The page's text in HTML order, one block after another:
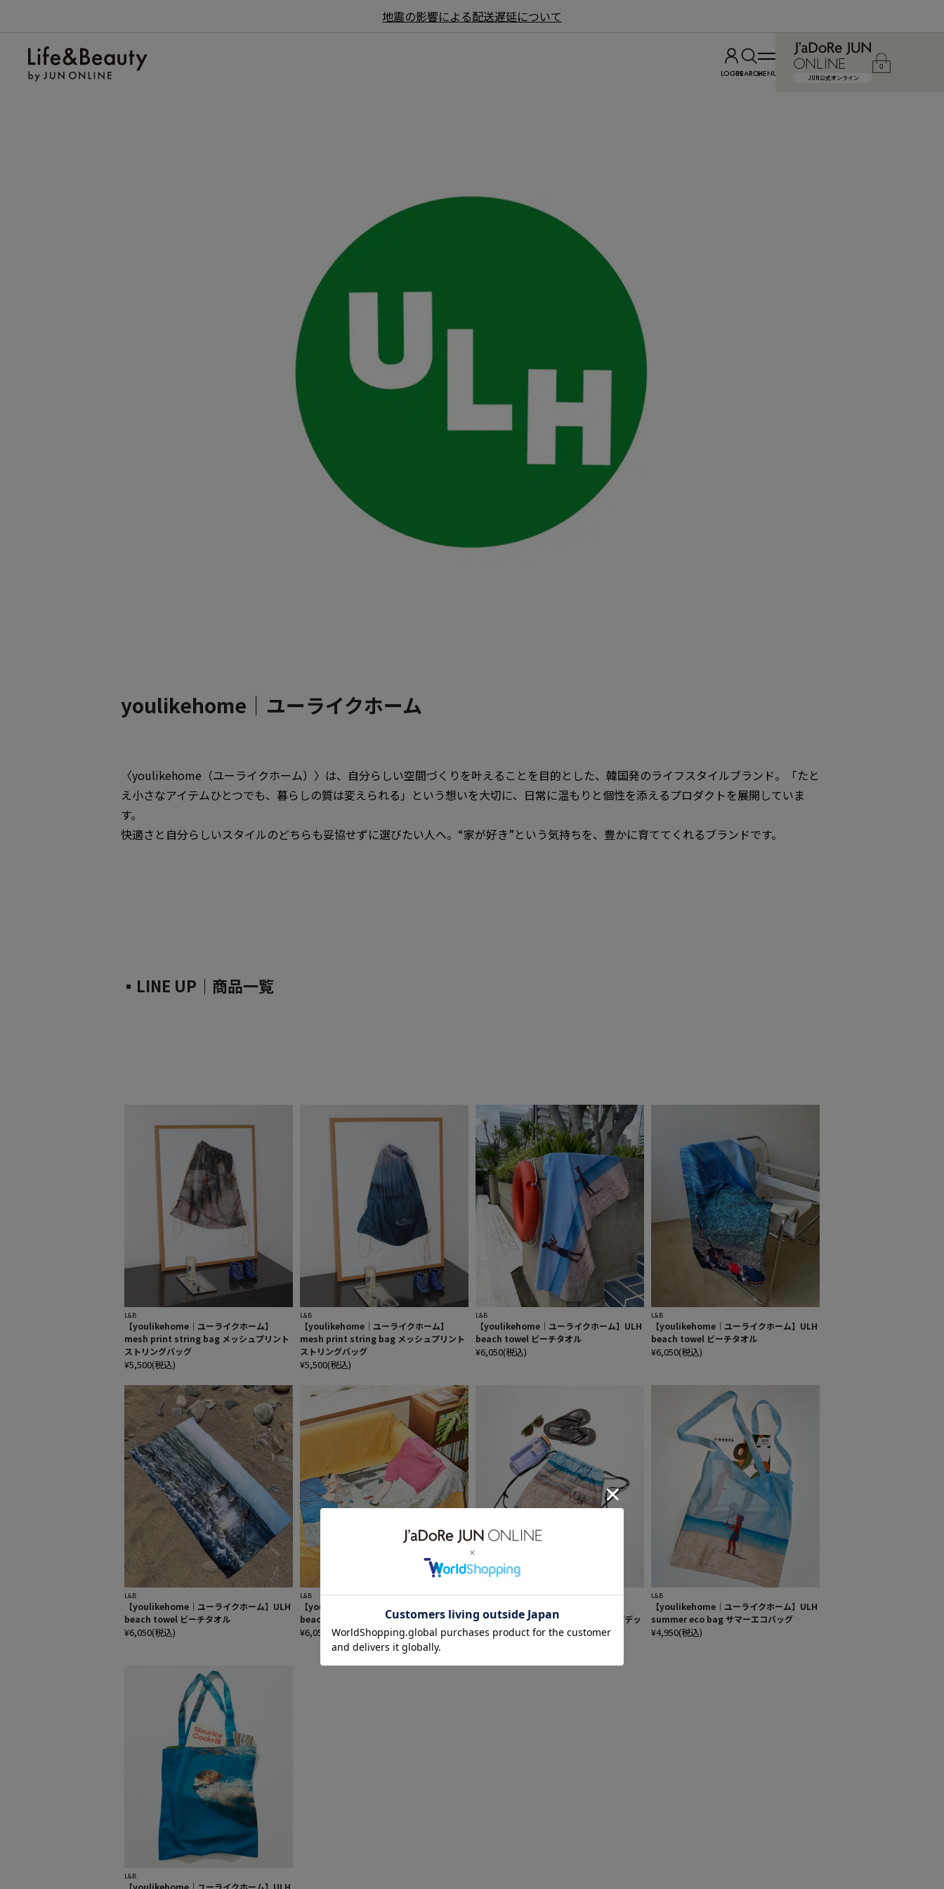
地震の影響による配送遅延について
LOGINSEARCHMENU JUN公式オンライン
0
youlikehome｜ユーライクホーム
〈youlikehome（ユーライクホーム）〉は、自分らしい空間づくりを叶えることを目的とした、韓国発のライフスタイルブランド。「たと
え小さなアイテムひとつでも、暮らしの質は変えられる」という想いを大切に、日常に温もりと個性を添えるプロダクトを展開していま
す。
快適さと自分らしいスタイルのどちらも妥協せずに選びたい人へ。“家が好き”という気持ちを、豊かに育ててくれるブランドです。
▪LINE UP｜商品一覧
L&B
【youlikehome｜ユーライクホーム】
mesh print string bag メッシュプリント
ストリングバッグ
¥5,500(税込)
L&B
【youlikehome｜ユーライクホーム】
mesh print string bag メッシュプリント
ストリングバッグ
¥5,500(税込)
L&B
【youlikehome｜ユーライクホーム】ULH
beach towel ビーチタオル
¥6,050(税込)
L&B
【youlikehome｜ユーライクホーム】ULH
beach towel ビーチタオル
¥6,050(税込)
L&B
【youlikehome｜ユーライクホーム】ULH
beach towel ビーチタオル
¥6,050(税込)
L&B
【youlikehome｜ユーライクホーム】ULH
beach towel ビーチタオル
¥6,050(税込)
L&B
Print padded string bag プリントパデッ
ドストリングバッグ
L&B
【youlikehome｜ユーライクホーム】ULH
summer eco bag サマーエコバッグ
¥4,950(税込)
L&B
【youlikehome｜ユーライクホーム】ULH